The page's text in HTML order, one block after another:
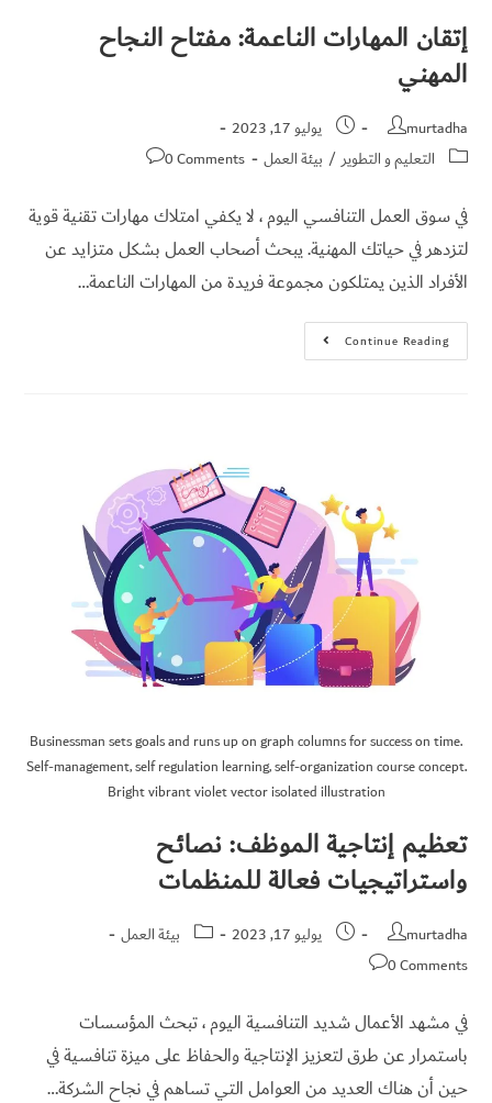
إتقان المهارات الناعمة: مفتاح النجاح
المهني
murtadha
يوليو 17, 2023
التعليم و التطوير / بيئة العمل 0 Comments
في سوق العمل التنافسي اليوم ، لا يكفي امتلاك مهارات تقنية قوية
لتزدهر في حياتك المهنية. يبحث أصحاب العمل بشكل متزايد عن
الأفراد الذين يمتلكون مجموعة فريدة من المهارات الناعمة…
Continue Reading
Businessman sets goals and runs up on graph columns for success on time.
Self-management, self regulation learning, self-organization course concept.
Bright vibrant violet vector isolated illustration
تعظيم إنتاجية الموظف: نصائح
واستراتيجيات فعالة للمنظمات
murtadha يوليو 17, 2023
بيئة العمل
0 Comments
في مشهد الأعمال شديد التنافسية اليوم ، تبحث المؤسسات
باستمرار عن طرق لتعزيز الإنتاجية والحفاظ على ميزة تنافسية في
حين أن هناك العديد من العوامل التي تساهم في نجاح الشركة…